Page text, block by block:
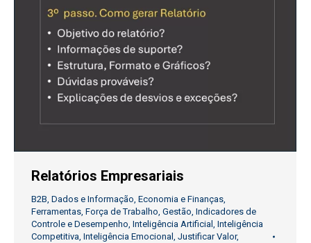
Relatórios Empresariais
B2B, Dados e Informação, Economia e Finanças,
Ferramentas, Força de Trabalho, Gestão, Indicadores de
Controle e Desempenho, Inteligência Artificial , Inteligência
Competitiva, Inteligência Emocional , Justificar Valor,